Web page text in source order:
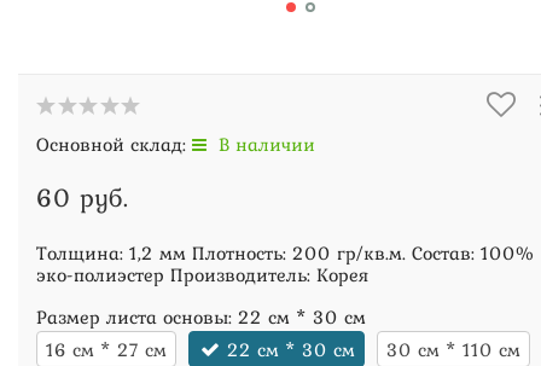
Основной склад: В наличии
60 руб.
Толщина: 1,2 мм Плотность: 200 гр/кв.м. Состав: 100%
эко-полиэстер Производитель: Корея
Размер листа основы: 22 см * 30 см
16 см * 27 см
22 см * 30 см
30 см * 110 см